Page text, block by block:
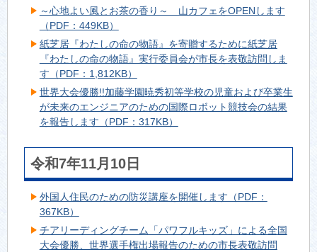
～心地よい風とお茶の香り～ 山カフェをOPENします
（PDF：449KB）
紙芝居『わたしの命の物語』を寄贈するために紙芝居
『わたしの命の物語』実行委員会が市長を表敬訪問しま
す（PDF：1,812KB）
世界大会優勝!!加藤学園暁秀初等学校の児童および卒業生
が未来のエンジニアのための国際ロボット競技会の結果
を報告します（PDF：317KB）
令和7年11月10日
外国人住民のための防災講座を開催します（PDF：
367KB）
チアリーディングチーム「パワフルキッズ」による全国
大会優勝、世界選手権出場報告のための市長表敬訪問